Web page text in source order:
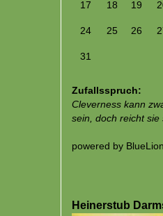
17 18 19
24 25 26
31
Zufallsspruch:
Cleverness kann
sein, doch reicht sie
powered by
Heinerstub